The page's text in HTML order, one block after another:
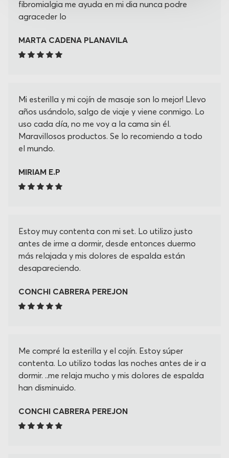
fibromialgia me ayuda en mi dia nunca podre
agraceder lo
MARTA CADENA PLANAVILA
Mi esterilla y mi cojín de masaje son lo mejor! Llevo
años usándolo, salgo de viaje y viene conmigo. Lo
uso cada día, no me voy a la cama sin él.
Maravillosos productos. Se lo recomiendo a todo
el mundo.
MIRIAM E.P
Estoy muy contenta con mi set. Lo utilizo justo
antes de irme a dormir, desde entonces duermo
más relajada y mis dolores de espalda están
desapareciendo.
CONCHI CABRERA PEREJON
Me compré la esterilla y el cojín. Estoy súper
contenta. Lo utilizo todas las noches antes de ir a
dormir. ..me relaja mucho y mis dolores de espalda
han disminuido.
CONCHI CABRERA PEREJON